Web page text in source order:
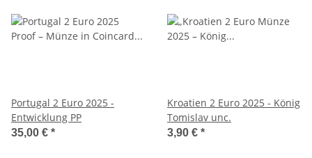
Portugal 2 Euro 2025 -
Entwicklung PP
35,00 € *
Kroatien 2 Euro 2025 - König
Tomislav unc.
3,90 € *